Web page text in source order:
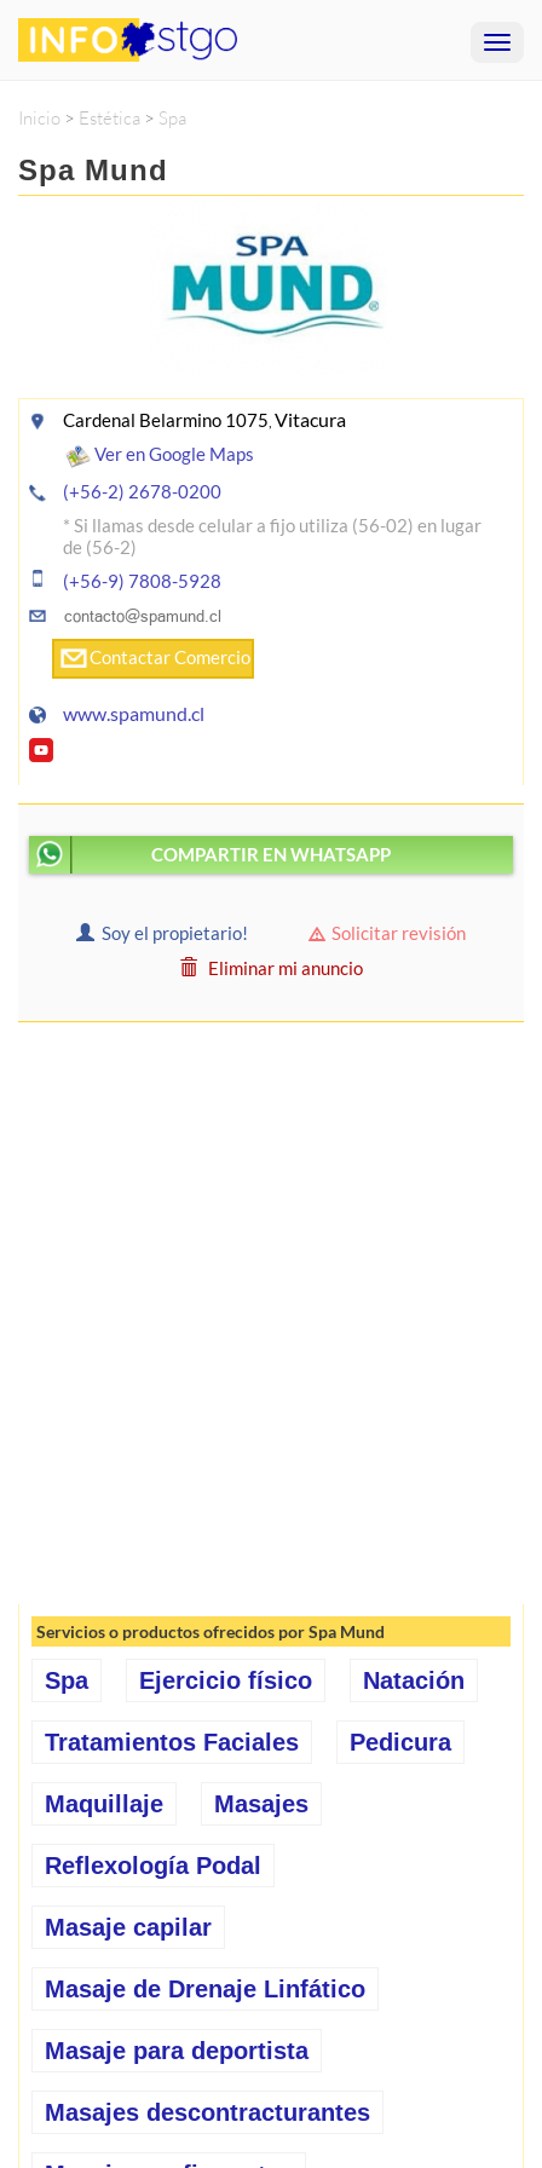
Inicio > Estética > Spa
Spa Mund
Cardenal Belarmino 1075,Vitacura
Ver en Google Maps
(+56-2) 2678-0200
* Si llamas desde celular a fijo utiliza (56-02) en lugar
de (56-2)
(+56-9) 7808-5928
Contactar Comercio
www.spamund.cl
COMPARTIR EN WHATSAPP
Soy el propietario!
Solicitar revisión
Eliminar mi anuncio
Servicios o productos ofrecidos por Spa Mund
Spa Ejercicio físico Natación
Tratamientos Faciales Pedicura
Maquillaje Masajes
Reflexología Podal
Masaje capilar
Masaje de Drenaje Linfático
Masaje para deportista
Masajes descontracturantes